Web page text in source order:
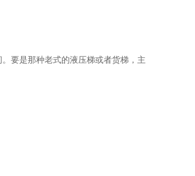
要是那种老式的液压梯或者货梯，主